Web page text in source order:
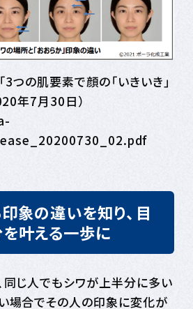
つの肌要素で顔の「いきいき」
年7月30日）
象の違いを知り、目
叶える一歩に
じ人でもシワが上半分に多い
場合でその人の印象に変化が